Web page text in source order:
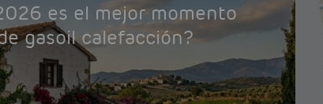
es el mejor momento
gasoil calefacción?